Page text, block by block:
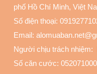
phố Hồ Chí Minh, Việt
Số điện thoại:
Email:
Người chịu trách nhiệm:
Số căn cước: